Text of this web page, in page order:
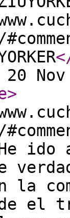
>
ido
la
el